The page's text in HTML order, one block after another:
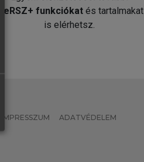
MeRSZ+ funkciókat és tartalmakat
is elérhetsz.
IMPRESSZUM ADATVÉDELEM